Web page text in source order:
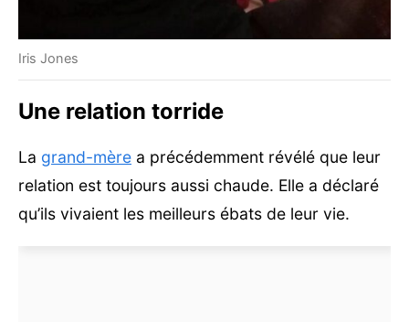
Iris Jones
Une relation torride
La grand-mère a précédemment révélé que leur
relation est toujours aussi chaude. Elle a déclaré
qu’ils vivaient les meilleurs ébats de leur vie.